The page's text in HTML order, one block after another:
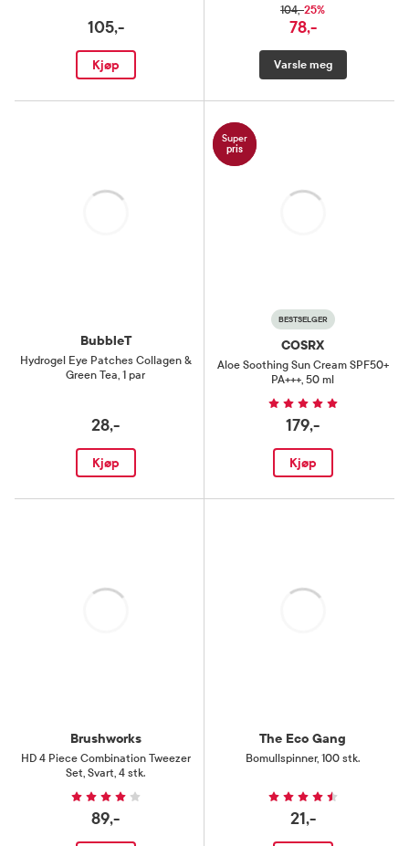
105,-
Kjøp
104,-25%
78,-
Varsle meg
BubbleT
Hydrogel Eye Patches Collagen &
Green Tea, 1 par
28,-
Kjøp
Super
pris
BESTSELGER
COSRX
Aloe Soothing Sun Cream SPF50+
PA+++, 50 ml
179,-
Kjøp
Brushworks
HD 4 Piece Combination Tweezer
Set, Svart, 4 stk.
89,-
The Eco Gang
Bomullspinner, 100 stk.
21,-